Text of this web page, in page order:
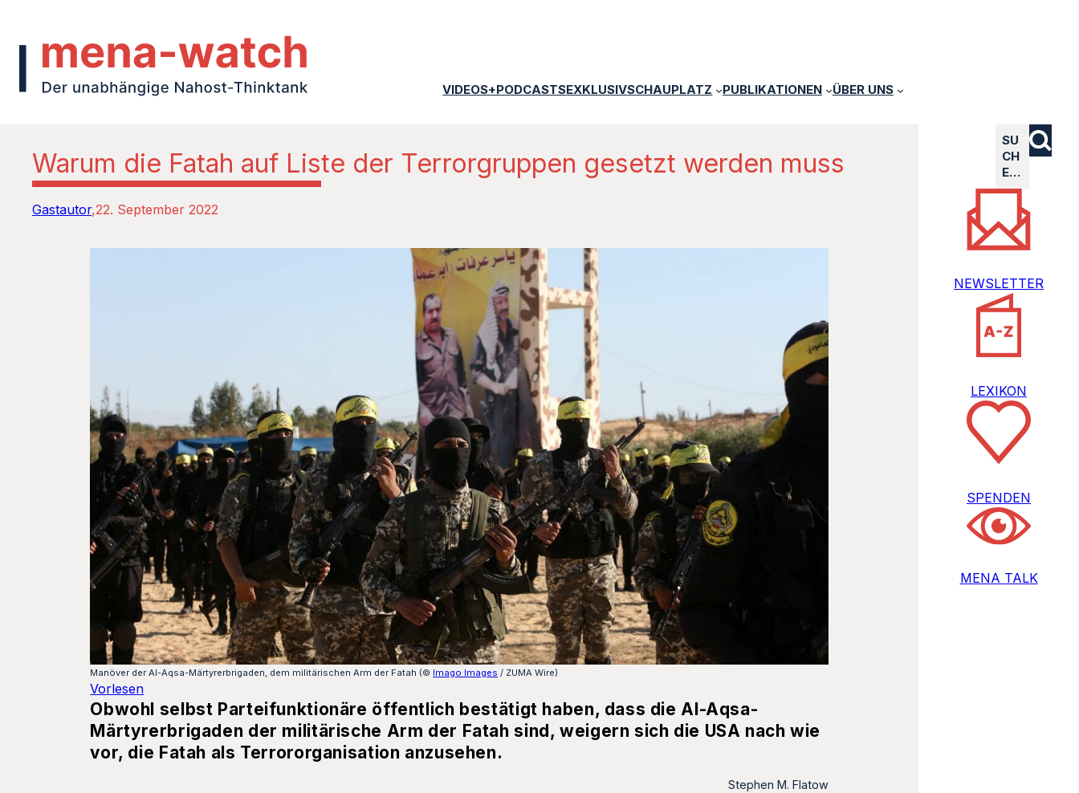
VIDEOS+PODCASTSEXKLUSIVSCHAUPLATZ PUBLIKATIONEN ÜBER UNS
Warum die Fatah auf Liste der Terrorgruppen gesetzt werden muss
Gastautor 22. September 2022
Manöver der Al-Aqsa-Märtyrerbrigaden, dem militärischen Arm der Fatah (© Imago Images / ZUMA Wire)
Vorlesen
Obwohl selbst Parteifunktionäre öffentlich bestätigt haben, dass die Al-Aqsa-
Märtyrerbrigaden der militärische Arm der Fatah sind, weigern sich die USA nach wie
vor, die Fatah als Terrororganisation anzusehen.
Stephen M. Flatow
SU
CH
E…
NEWSLETTER
LEXIKON
SPENDEN
MENA TALK